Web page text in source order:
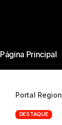
Página Principal
Portal
DESTAQUE